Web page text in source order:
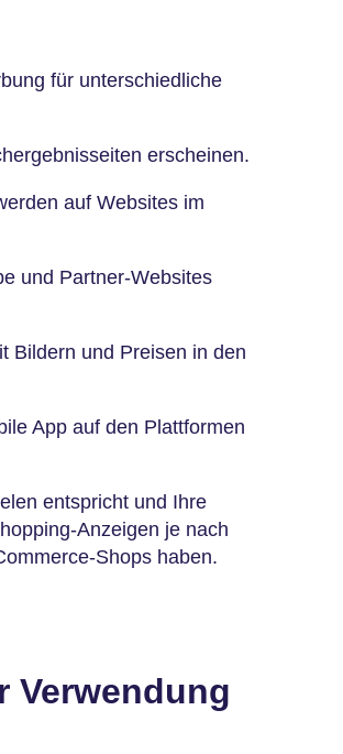
für unterschiedliche
erscheinen.
auf Websites im
und Partner-Websites
Bildern und Preisen in den
App auf den Plattformen
entspricht und Ihre
Anzeigen je nach
Shops haben.
Verwendung